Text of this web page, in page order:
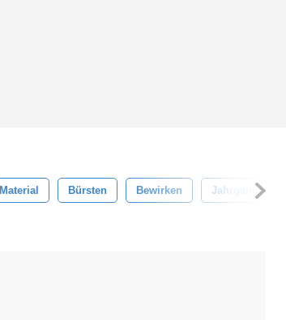
Material Bürsten Bewirken Jahrgang